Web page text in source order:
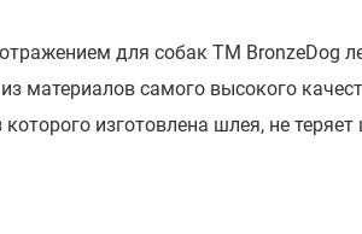
для собак ТМ BronzeDog
материалов самого высокого
изготовлена шлея, не теряет